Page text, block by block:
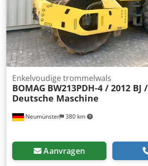
Neumünster 380 km
Enkelvoudige trommelwals
BOMAG BW213PDH-4 / 2012 BJ /
Deutsche Maschine
Aanvragen